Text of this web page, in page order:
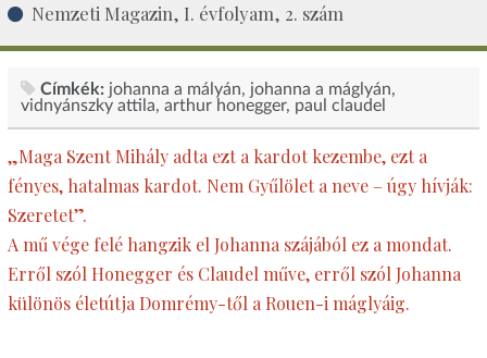
Nemzeti Magazin, I. évfolyam, 2. szám
Címkék: johanna a mályán
johanna a máglyán
vidnyánszky attila arthur honegger paul claudel
„Maga Szent Mihály adta ezt a kardot kezembe, ezt a
fényes, hatalmas kardot. Nem Gyűlölet a neve – úgy hívják:
Szeretet”.
A mű vége felé hangzik el Johanna szájából ez a mondat.
Erről szól Honegger és Claudel műve, erről szól Johanna
különös életútja Domrémy-től a Rouen-i máglyáig.